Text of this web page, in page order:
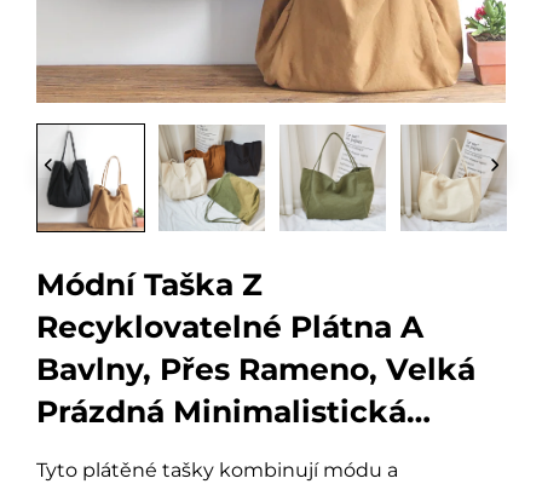
Módní Taška Z
Recyklovatelné Plátna A
Bavlny, Přes Rameno, Velká
Prázdná Minimalistická
Plátněná Taška Na Přenášení
Tyto plátěné tašky kombinují módu a